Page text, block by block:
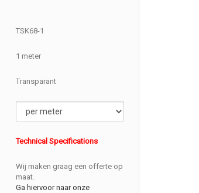
TSK68-1
1 meter
Transparant
Technical Specifications
Wij maken graag een offerte op
maat.
Ga hiervoor naar onze